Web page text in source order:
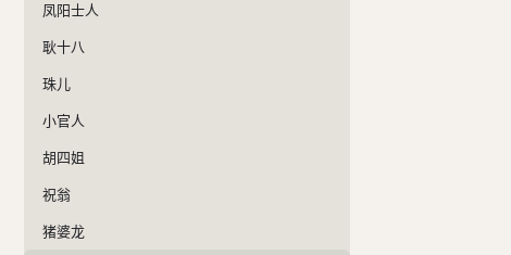
凤阳士人
耿十八
珠儿
小官人
胡四姐
祝翁
猪婆龙